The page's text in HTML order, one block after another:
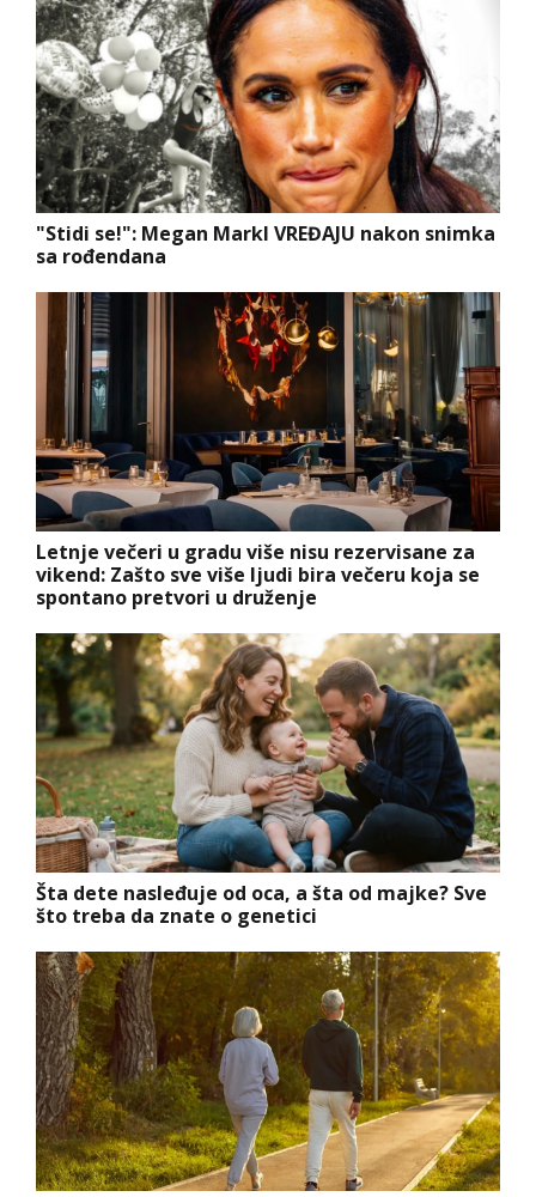
"Stidi se!": Megan Markl VREĐAJU nakon snimka
sa rođendana
Letnje večeri u gradu više nisu rezervisane za
vikend: Zašto sve više ljudi bira večeru koja se
spontano pretvori u druženje
Šta dete nasleđuje od oca, a šta od majke? Sve
što treba da znate o genetici